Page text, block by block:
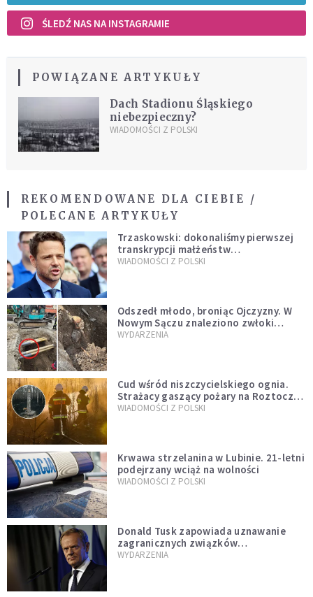
ŚLEDŹ NAS NA INSTAGRAMIE
POWIĄZANE ARTYKUŁY
Dach Stadionu Śląskiego
niebezpieczny?
WIADOMOŚCI Z POLSKI
REKOMENDOWANE DLA CIEBIE /
POLECANE ARTYKUŁY
Trzaskowski: dokonaliśmy pierwszej
transkrypcji małżeństw
jednopłciowych. “Tak jak
WIADOMOŚCI Z POLSKI
Odszedł młodo, broniąc Ojczyzny. W
Nowym Sączu znaleziono zwłoki
mężczyzny z czasów potopu
WYDARZENIA
Cud wśród niszczycielskiego ognia.
Strażacy gaszący pożary na Roztoczu
opublikowali niezwykłe zdjęcie
WIADOMOŚCI Z POLSKI
Krwawa strzelanina w Lubinie. 21-letni
podejrzany wciąż na wolności
WIADOMOŚCI Z POLSKI
Donald Tusk zapowiada uznawanie
zagranicznych związków
jednopłciowych. "Państwo oblało ten
WYDARZENIA